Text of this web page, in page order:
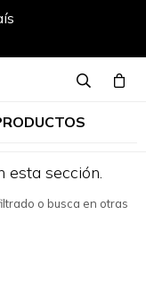
esta sección.
o busca en otras